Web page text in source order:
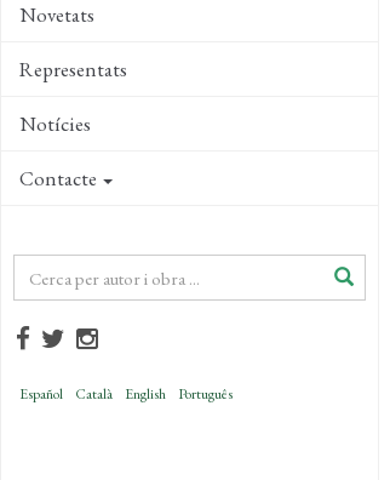
Novetats
Representats
Notícies
Contacte
Español Català English Português